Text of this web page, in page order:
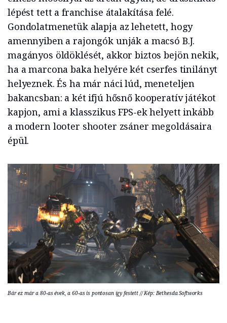
lépést tett a franchise átalakítása felé.
Gondolatmenetük alapja az lehetett, hogy
amennyiben a rajongók unják a macsó B.J.
magányos öldöklését, akkor biztos bejön nekik,
ha a marcona baka helyére két cserfes tinilányt
helyeznek. És ha már náci lúd, meneteljen
bakancsban: a két ifjú hősnő kooperatív játékot
kapjon, ami a klasszikus FPS-ek helyett inkább
a modern looter shooter zsáner megoldásaira
épül.
Bár ez már a 80-as évek, a 60-as is pontosan így festett // Kép: Bethesda Softworks